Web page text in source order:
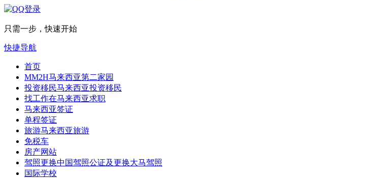
只需一步，快速开始
快捷导航
首页
MM2H马来西亚第二家园
投资移民马来西亚投资移民
找工作在马来西亚求职
马来西亚签证
单程签证
旅游马来西亚旅游
免税车
房产网站
驾照更换中国驾照公证及更换大马驾照
国际学校